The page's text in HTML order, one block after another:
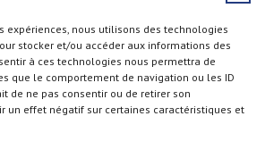
expériences, nous utilisons des technologies
stocker et/ou accéder aux informations des
à ces technologies nous permettra de
que le comportement de navigation ou les ID
de ne pas consentir ou de retirer son
un effet négatif sur certaines caractéristiques et